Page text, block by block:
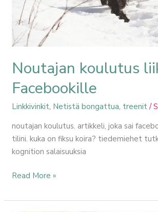
Noutajan koulutus
Facebookille
Linkkivinkit, Netistä bongattua, treenit /
noutajan koulutus. artikkeli, joka sai
tilini. kuka on fiksu koira? tiedemiehet
kognition salaisuuksia
Read More »